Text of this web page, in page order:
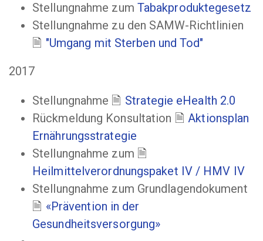
Stellungnahme zum Tabakproduktegesetz
Stellungnahme zu den SAMW-Richtlinien
"Umgang mit Sterben und Tod"
2017
Stellungnahme
Strategie eHealth 2.0
Rückmeldung Konsultation
Aktionsplan
Ernährungsstrategie
Stellungnahme zum
Heilmittelverordnungspaket IV / HMV IV
Stellungnahme zum Grundlagendokument
«Prävention in der
Gesundheitsversorgung»